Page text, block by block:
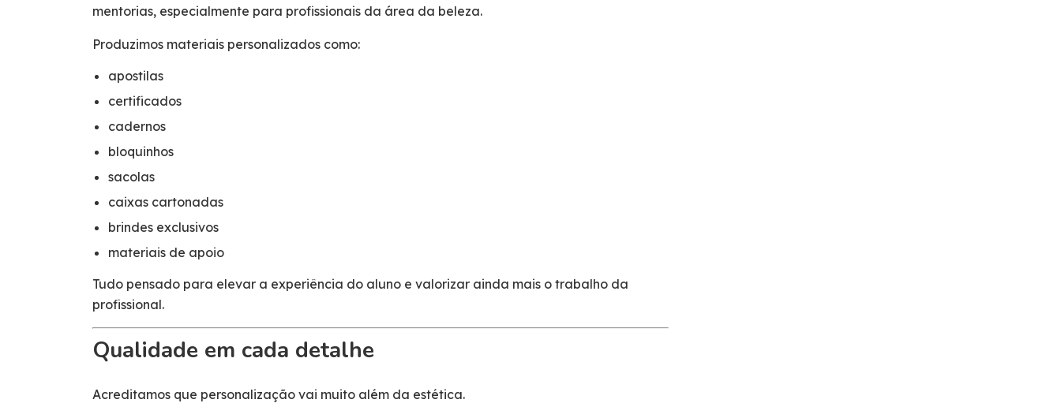
mentorias, especialmente para profissionais da área da beleza.
Produzimos materiais personalizados como:
apostilas
certificados
cadernos
bloquinhos
sacolas
caixas cartonadas
brindes exclusivos
materiais de apoio
Tudo pensado para elevar a experiência do aluno e valorizar ainda mais o trabalho da
profissional.
Qualidade em cada detalhe
Acreditamos que personalização vai muito além da estética.